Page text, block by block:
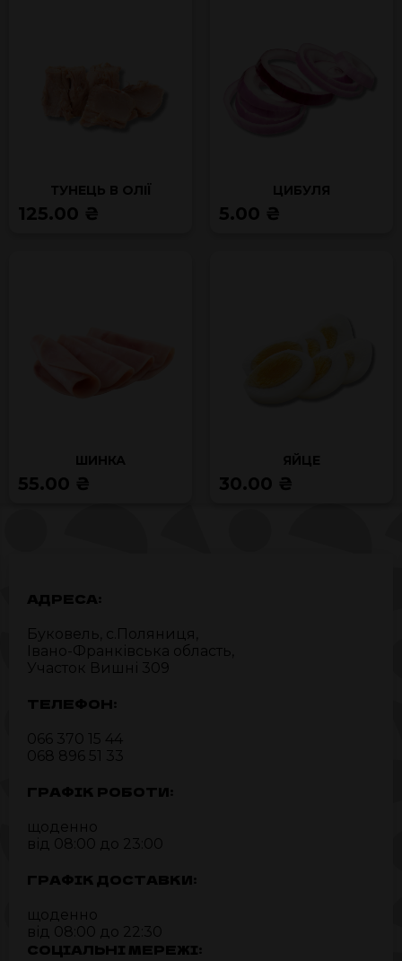
ТУНЕЦЬ В ОЛІЇ
125.00 ₴
ЦИБУЛЯ
5.00 ₴
ШИНКА
55.00 ₴
ЯЙЦЕ
30.00 ₴
АДРЕСА:
Буковель, c.Поляниця,
Івано-Франківська область,
Участок Вишні 309
ТЕЛЕФОН:
066 370 15 44
068 896 51 33
ГРАФІК РОБОТИ:
щоденно
від 08:00 до 23:00
ГРАФІК ДОСТАВКИ:
щоденно
від 08:00 до 22:30
СОЦІАЛЬНІ МЕРЕЖІ: